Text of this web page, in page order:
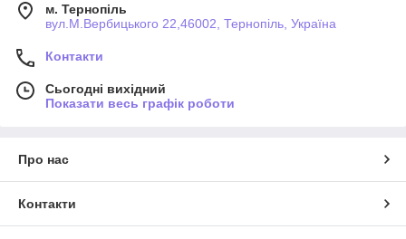
м. Тернопіль
вул.М.Вербицького 22,46002, Тернопіль, Україна
Контакти
Сьогодні вихідний
Показати весь графік роботи
Про нас
Контакти